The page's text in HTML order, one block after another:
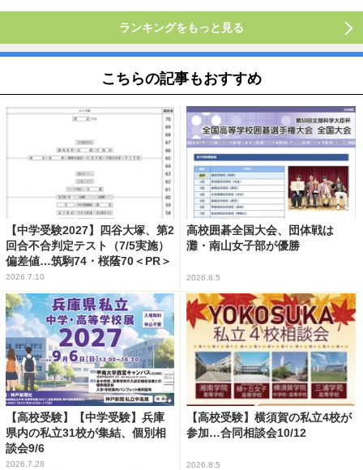
ランキングをもっと見る
こちらの記事もおすすめ
【中学受験2027】四谷大塚、第2
回合不合判定テスト（7/5実施）
偏差値…筑駒74・桜蔭70＜PR＞
2026.7.10
高校囲碁全国大会、団体戦は
灘・南山女子部が優勝
2026.8.5
【高校受験】【中学受験】兵庫
県内の私立31校が集結、個別相
談会9/6
2026.7.28
【高校受験】横須賀の私立4校が
参加…合同相談会10/12
2026.8.5